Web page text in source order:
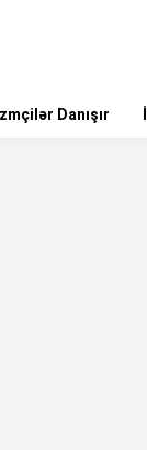
Danışır